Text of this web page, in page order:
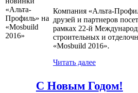
Компания «Альта-
друзей и партнеров
рамках 22-й
строительных и
«Mosbuild 2016».
Читать далее
С Новым Годом!